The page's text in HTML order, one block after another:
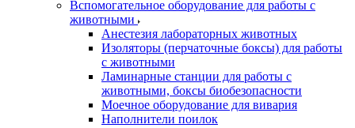
Вспомогательное оборудование для работы с
животными
Анестезия лабораторных животных
Изоляторы (перчаточные боксы) для работы
с животными
Ламинарные станции для работы с
животными, боксы биобезопасности
Моечное оборудование для вивария
Наполнители поилок